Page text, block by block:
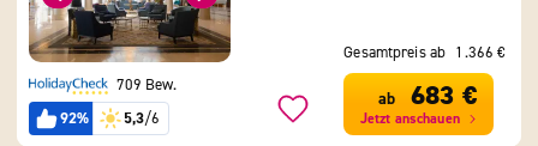
709 Bew.
92%
5,3/6
Gesamtpreis ab 1.366 €
ab 683 €
Jetzt anschauen